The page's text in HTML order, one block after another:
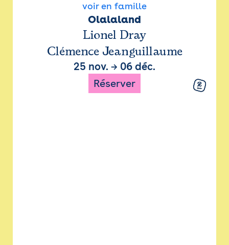
voir en famille
Olalaland
Lionel Dray
Clémence Jeanguillaume
25 nov. → 06 déc.
Réserver